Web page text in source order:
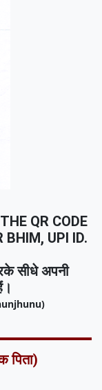
QR CODE
BHIM, UPI ID.
सीधे अपनी
पिता)